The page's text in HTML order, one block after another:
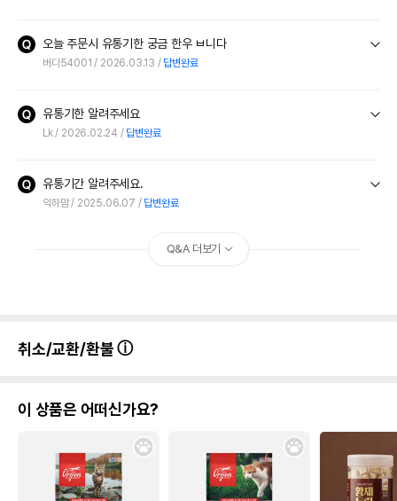
오늘 주문시 유통기한 궁금 한우 ㅂ니다
버디54001 2026.03.13 답변완료
유통기한 알려주세요
Lk 2026.02.24 답변완료
유통기간 알려주세요.
익하맘 2025.06.07 답변완료
Q&A 더보기
취소/교환/환불
이 상품은 어떠신가요?